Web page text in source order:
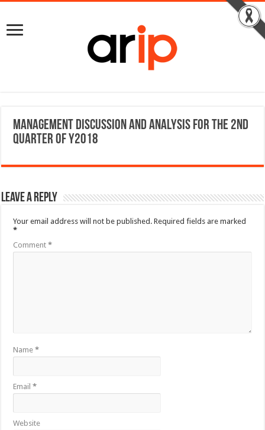
Management Discussion and Analysis for the 2nd
Quarter of Y2018
Leave a Reply
Your email address will not be published. Required fields are marked
*
Comment*
Name*
Email*
Website